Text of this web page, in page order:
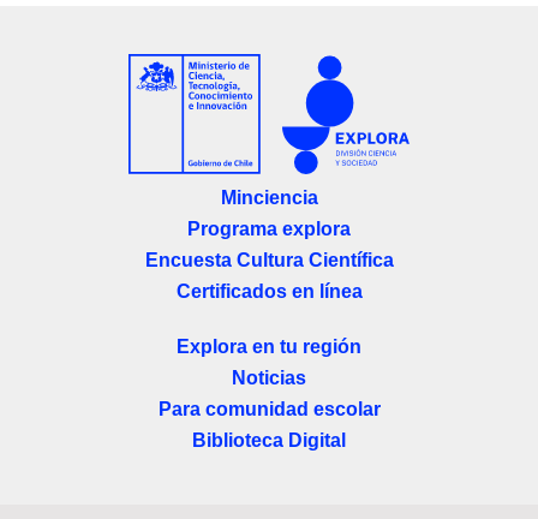
Minciencia
Programa explora
Encuesta Cultura Científica
Certificados en línea
Explora en tu región
Noticias
Para comunidad escolar
Biblioteca Digital